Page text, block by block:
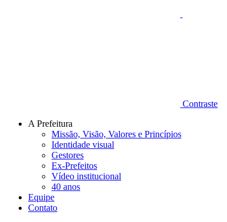
Contraste
A Prefeitura
Missão, Visão, Valores e Princípios
Identidade visual
Gestores
Ex-Prefeitos
Vídeo institucional
40 anos
Equipe
Contato